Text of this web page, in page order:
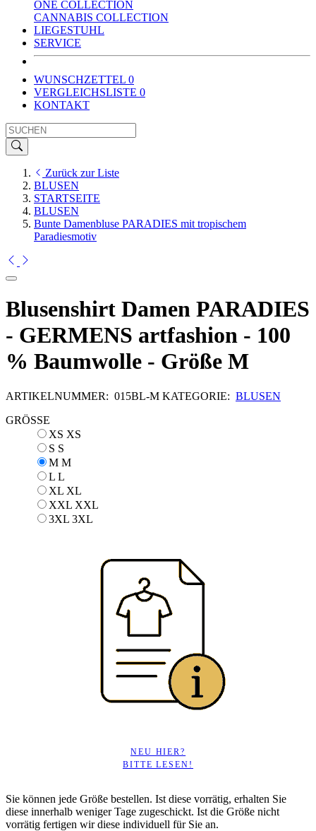
ONE COLLECTION
CANNABIS COLLECTION
LIEGESTUHL
SERVICE
WUNSCHZETTEL 0
VERGLEICHSLISTE 0
KONTAKT
Zurück zur Liste
BLUSEN
STARTSEITE
BLUSEN
Bunte Damenbluse PARADIES mit tropischem
Paradiesmotiv
Blusenshirt Damen PARADIES
- GERMENS artfashion - 100
% Baumwolle - Größe M
ARTIKELNUMMER: 015BL-M KATEGORIE: BLUSEN
GRÖSSE
XS XS
S S
M M
L L
XL XL
XXL XXL
3XL 3XL
NEU HIER?
BITTE LESEN!
Sie können jede Größe bestellen. Ist diese vorrätig, erhalten Sie
diese innerhalb weniger Tage zugeschickt. Ist die Größe nicht
vorrätig fertigen wir diese individuell für Sie an.